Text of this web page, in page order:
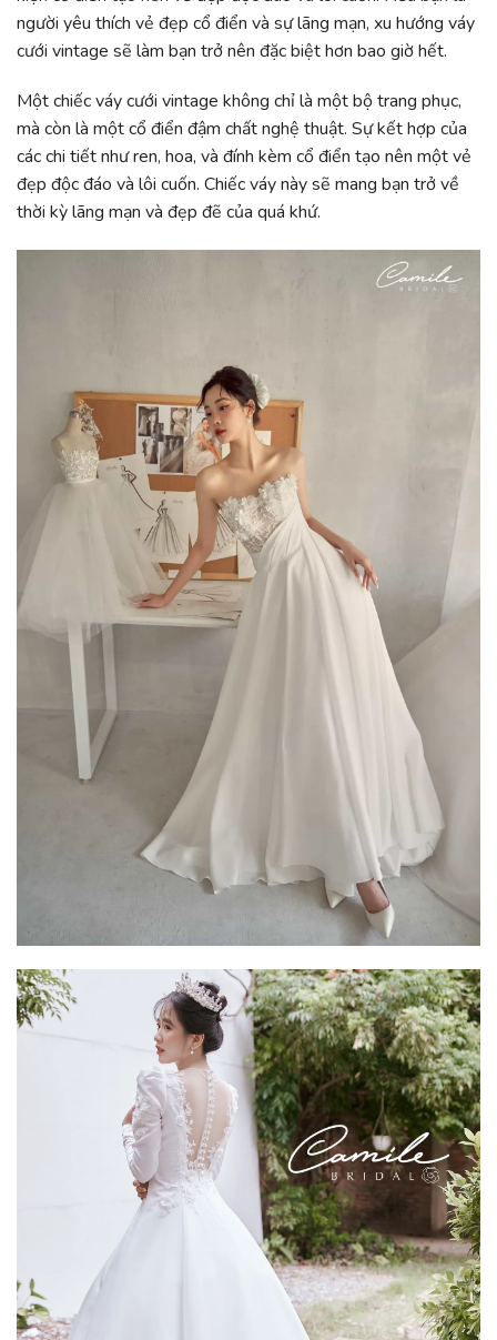
người yêu thích vẻ đẹp cổ điển và sự lãng mạn, xu hướng váy
cưới vintage sẽ làm bạn trở nên đặc biệt hơn bao giờ hết.
Một chiếc váy cưới vintage không chỉ là một bộ trang phục,
mà còn là một cổ điển đậm chất nghệ thuật. Sự kết hợp của
các chi tiết như ren, hoa, và đính kèm cổ điển tạo nên một vẻ
đẹp độc đáo và lôi cuốn. Chiếc váy này sẽ mang bạn trở về
thời kỳ lãng mạn và đẹp đẽ của quá khứ.